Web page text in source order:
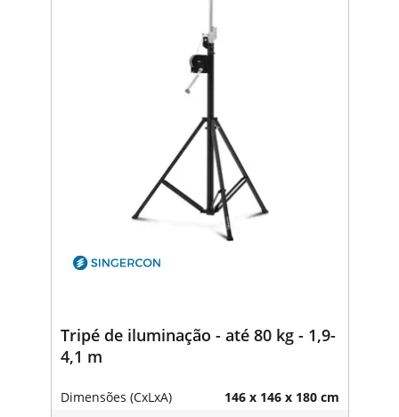
Tripé de iluminação - até 80 kg - 1,9-
4,1 m
Dimensões (CxLxA) 146 x 146 x 180 cm